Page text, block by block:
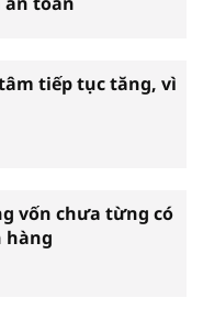
tiếp tục tăng, vì
vốn chưa từng có
hàng